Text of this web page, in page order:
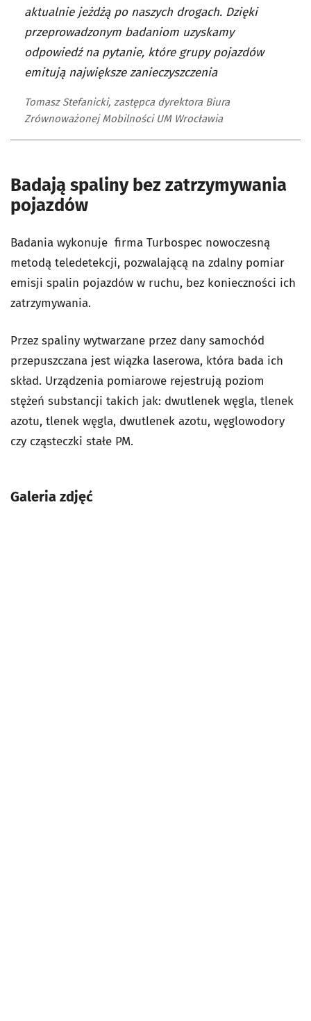
aktualnie jeżdżą po naszych drogach. Dzięki
przeprowadzonym badaniom uzyskamy
odpowiedź na pytanie, które grupy pojazdów
emitują największe zanieczyszczenia
Tomasz Stefanicki, zastępca dyrektora Biura
Zrównoważonej Mobilności UM Wrocławia
Badają spaliny bez zatrzymywania
pojazdów
Badania wykonuje firma Turbospec nowoczesną
metodą teledetekcji, pozwalającą na zdalny pomiar
emisji spalin pojazdów w ruchu, bez konieczności ich
zatrzymywania.
Przez spaliny wytwarzane przez dany samochód
przepuszczana jest wiązka laserowa, która bada ich
skład. Urządzenia pomiarowe rejestrują poziom
stężeń substancji takich jak: dwutlenek węgla, tlenek
azotu, tlenek węgla, dwutlenek azotu, węglowodory
czy cząsteczki stałe PM.
Galeria zdjęć